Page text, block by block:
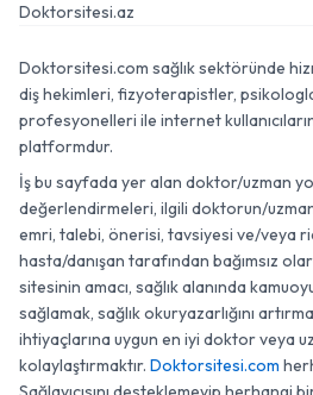
Doktorsitesi.az
Doktorsitesi.com sağlık sektöründe
diş hekimleri, fizyoterapistler,
profesyonelleri ile internet
platformdur.
İş bu sayfada yer alan doktor/uzman
değerlendirmeleri, ilgili doktorun/
emri, talebi, önerisi, tavsiyesi ve/veya
hasta/danışan tarafından bağımsız
sitesinin amacı, sağlık alanında
sağlamak, sağlık okuryazarlığını
ihtiyaçlarına uygun en iyi doktor veya
kolaylaştırmaktır. Doktorsitesi.com